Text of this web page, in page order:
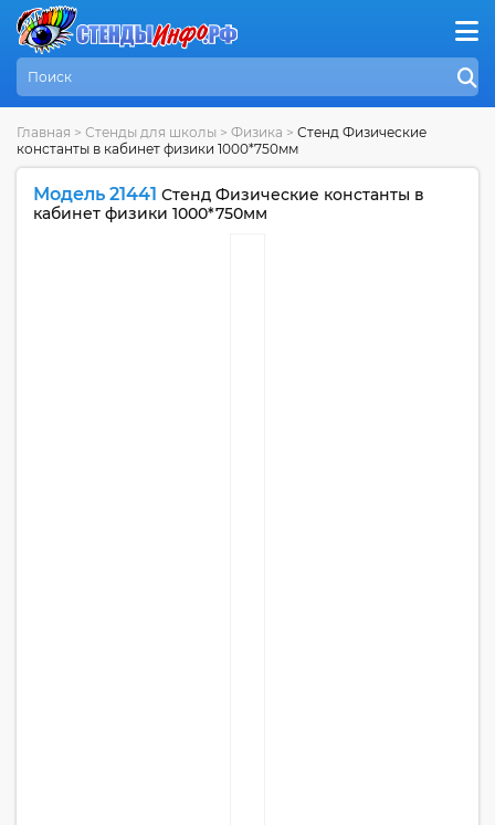
Главная > Стенды для школы > Физика > Стенд Физические
константы в кабинет физики 1000*750мм
Модель 21441 Стенд Физические константы в
кабинет физики 1000*750мм